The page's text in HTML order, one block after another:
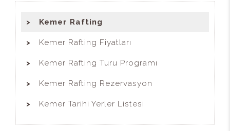
Kemer Rafting
Kemer Rafting Fiyatları
Kemer Rafting Turu Programı
Kemer Rafting Rezervasyon
Kemer Tarihi Yerler Listesi